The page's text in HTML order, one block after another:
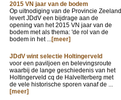
2015 VN jaar van de bodem
Op uitnodiging van de Provincie Zeeland
levert JDdV een bijdrage aan de
opening van het 2015 VN jaar van de
bodem met als thema: 'de rol van de
bodem in het ...[meer]
JDdV wint selectie Holtingerveld
voor een paviljoen en belevingsroute
waarbij de lange geschiedenis van het
Holtingerveld cq de Halvelterberg met
de vele historische sporen vanaf de ...
[meer]